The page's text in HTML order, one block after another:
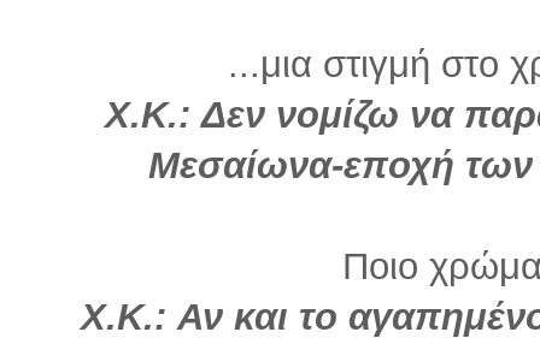
...μια στιγμή στο
Χ.Κ.: Δεν νομίζω να
Μεσαίωνα-εποχή των
Ποιο
Χ.Κ.: Αν και το